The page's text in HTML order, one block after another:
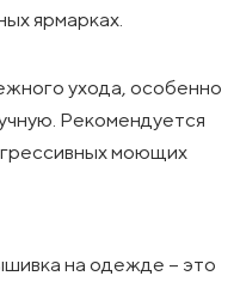
ярмарках.
ухода, особенно
Рекомендуется
моющих
на одежде – это